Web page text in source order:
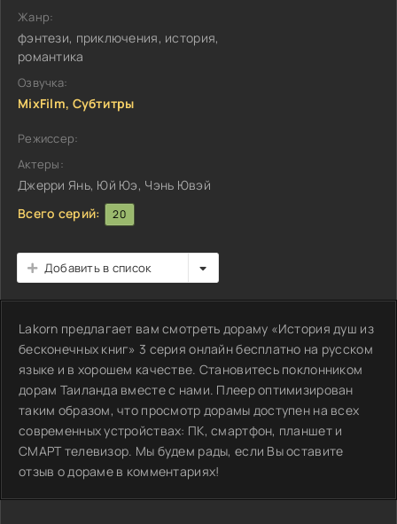
Жанр:
фэнтези, приключения, история,
романтика
Озвучка:
MixFilm, Субтитры
Режиссер:
Актеры:
Джерри Янь, Юй Юэ, Чэнь Ювэй
Всего серий:
20
Добавить в список
Lakorn предлагает вам смотреть дораму «История душ из
бесконечных книг» 3 серия онлайн бесплатно на русском
языке и в хорошем качестве. Становитесь поклонником
дорам Таиланда вместе с нами. Плеер оптимизирован
таким образом, что просмотр дорамы доступен на всех
современных устройствах: ПК, смартфон, планшет и
СМАРТ телевизор. Мы будем рады, если Вы оставите
отзыв о дораме в комментариях!